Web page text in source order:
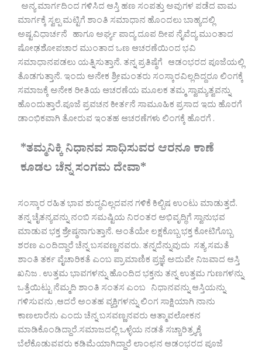
ಅನ್ಯ ಮಾರ್ಗದಿಂದ ಗಳಿಸಿದ ಆಸ್ತಿ ಹಣ ಸಂಪತ್ತು ಅವುಗಳ ಪಡೆದ ವಾಮ
ಮಾರ್ಗಕ್ಕೆ ಸ್ವಲ್ಪ ಮಟ್ಟಿಗೆ ಶಾಂತಿ ಸಮಾಧಾನ ಹೊಂದಲು ಬಾಹ್ಯದಲ್ಲಿ
ಅಷ್ಟವಿಧಾರ್ಚನೆ ಹಾಗೂ ಅರ್ಘ್ಯ ಪಾದ್ಯ ದೂಪ ದೀಪ ನೈವೆದ್ಯ ಮುಂತಾದ
ಷೋಢಶೋಪಚಾರ ಮುಂತಾದ ಒಣ ಆಚರಣೆಯಿಂದ ಭವಿ
ಸಮಾಧಾನಪಡಲು ಯತ್ನಿಸುತ್ತಾನೆ. ತನ್ನ ಪ್ರತಿಷ್ಠೆಗೆ ಆಡಂಭರದ ಪೂಜೆಯಲ್ಲಿ
ತೊಡಗುತ್ತಾನೆ. ಇಂದು ಅನೇಕ ಶ್ರೀಮಂತರು ಸಂಸ್ಕಾರವಿಲ್ಲದಿದ್ದರೂ ಲಿಂಗಕ್ಕೆ
ಸಮಾಜಕ್ಕೆ ಅನೇಕ ರೀತಿಯ ಆಚರಣೆಯ ಮೂಲಕ ತಮ್ಮ ಸ್ವಾಮ್ಯತ್ವವನ್ನು
ಹೊಂದುತ್ತಾರೆ.ಪೂಜೆ ಪ್ರವಚನ ಕೀರ್ತನೆ ಸಾಮೂಹಿಕ ಪ್ರಸಾದ ಇದು ಹೊರಗೆ
ಡಾಂಭಿಕವಾಗಿ ತೋರುವ ಇಂತಹ ಆಚರಣೆಗಳು ಲಿಂಗಕ್ಕೆ ಹೊರಗೆ .
*ತಮ್ಮನಿಕ್ಕಿ ನಿಧಾನವ ಸಾಧಿಸುವರ ಆರನೂ ಕಾಣೆ
ಕೂಡಲ ಚೆನ್ನ ಸಂಗಮ ದೇವಾ*
ಸಂಸ್ಕಾರ ರಹಿತ ಭಾವ ಶುದ್ಧವಿಲ್ಲದವನ ಗಳಿಕೆ ಕಿಲ್ಬಿಷ ಉಂಟು ಮಾಡುತ್ತದೆ.
ತನ್ನ ಚೈತನ್ಯವನ್ನು ನಂಬಿ ಸಮಷ್ಟಿಯ ನಿರಂತರ ಅಭಿವೃದ್ಧಿಗೆ ಸ್ವಾನುಭವ
ಮಾಡುವ ಭಕ್ತ ಶ್ರೇಷ್ಠನಾಗುತ್ತಾನೆ. ಅಂತೆಯೇ ಲಕ್ಷಕೊಬ್ಬ ಭಕ್ತ ಕೋಟಿಗೊಬ್ಬ
ಶರಣ ಎಂದಿದ್ದಾರೆ ಚೆನ್ನ ಬಸವಣ್ಣನವರು. ತನ್ನದೆನ್ನುವುದು ಸತ್ಯ ಸಮತೆ
ಶಾಂತಿ ತರ್ಕ ವೈಚಾರಿಕತೆ ಎಂಬ ಪ್ರಾಮಾಣಿಕ ಪ್ರಜ್ಞೆ ಅದುವೇ ನಿಜವಾದ ಆಸ್ತಿ
ಖನಿಜ . ಉತ್ತಮ ಭಾವಗಳನ್ನು ಹೊಂದಿದ ಭಕ್ತನು ತನ್ನ ಉತ್ತಮ ಗುಣಗಳನ್ನು
ಒತ್ತೆಯಿಟ್ಟು ನೆಮ್ಮದಿ ಶಾಂತಿ ಸಂತಸ ಎಂಬ ನಿಧಾನವನ್ನು ಆಸ್ತಿಯನ್ನು
ಗಳಿಸುವನು ,ಆದರೆ ಅಂತಹ ವ್ಯಕ್ತಿಗಳನ್ನು ಲಿಂಗ ಸಾಕ್ಷಿಯಾಗಿ ನಾನು
ಕಾಣಲಾರೆನು ಎಂದು ಚೆನ್ನ ಬಸವಣ್ಣನವರು ಆತ್ಮಾವಲೋಕನ
ಮಾಡಿಕೊಂಡಿದ್ದಾರೆ.ಸಮಾಜದಲ್ಲಿ ಒಳ್ಳೆಯ ನಡತೆ ಸಚ್ಚಾರಿತ್ರ್ಯಕ್ಕೆ
ಬೆಲೆಕೊಡುವವರು ಕಡಿಮೆಯಾಗಿದ್ದಾರೆ ಲಾಂಛನ ಆಡಂಭರದ ಪೂಜೆ